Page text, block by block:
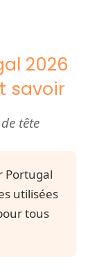
2026
savoir
tête
Portugal
utilisées
tous